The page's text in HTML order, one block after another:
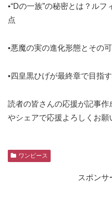
•“Dの一族”の秘密とは？ル
点
•悪魔の実の進化形態とその
•四皇黒ひげが最終章で目指
読者の皆さんの応援が記事
やシェアで応援よろしくお願
ワンピース
スポンサ